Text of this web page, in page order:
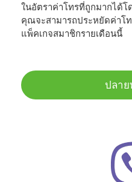
ในอัตราค่าโทรที่ถูกมากได้
คุณจะสามารถประหยัดค่าโ
แพ็คเกจสมาชิกรายเดือนนี้
ปลาย